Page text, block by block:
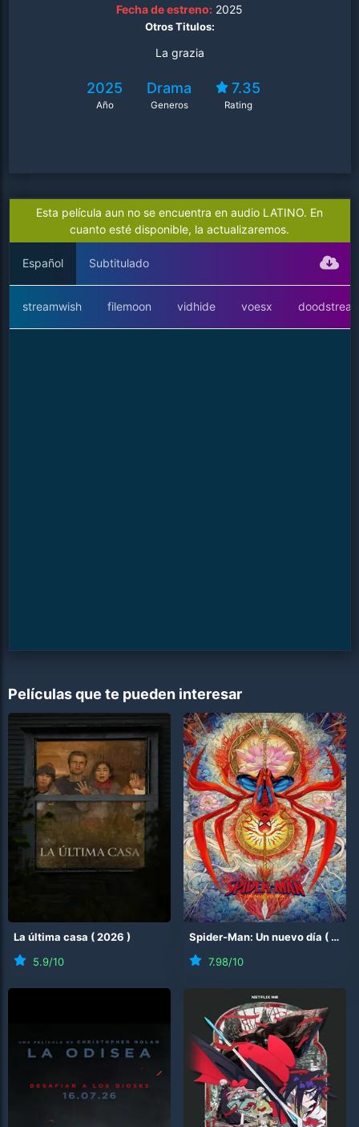
Fecha de estreno: 2025
Otros Titulos:
La grazia
2025
Año
Drama
Generos
7.35
Rating
Esta película aun no se encuentra en audio LATINO. En
cuanto esté disponible, la actualizaremos.
Español Subtitulado
streamwish filemoon vidhide voesx
Películas que te pueden interesar
La última casa (2026 )
5.9/10
Spider-Man: Un nuevo día ( 2026
7.98/10